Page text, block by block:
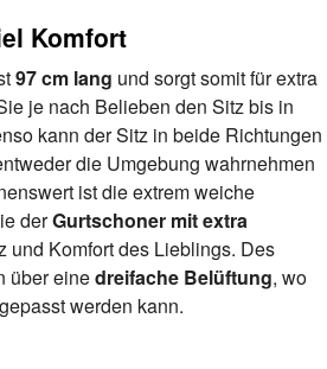
Komfort
97 cm lang und sorgt somit für extra
je nach Belieben den Sitz bis in
kann der Sitz in beide Richtungen
die Umgebung wahrnehmen
ist die extrem weiche
derGurtschoner mit extra
und Komfort des Lieblings. Des
über einedreifache Belüftung, wo
werden kann.